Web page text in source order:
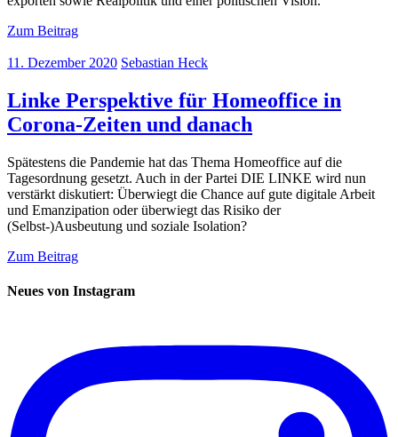
Zum Beitrag
11. Dezember 2020 Sebastian Heck
Linke Perspektive für Homeoffice in
Corona-Zeiten und danach
Spätestens die Pandemie hat das Thema Homeoffice auf die
Tagesordnung gesetzt. Auch in der Partei DIE LINKE wird nun
verstärkt diskutiert: Überwiegt die Chance auf gute digitale Arbeit
und Emanzipation oder überwiegt das Risiko der
(Selbst-)Ausbeutung und soziale Isolation?
Zum Beitrag
Neues von Instagram